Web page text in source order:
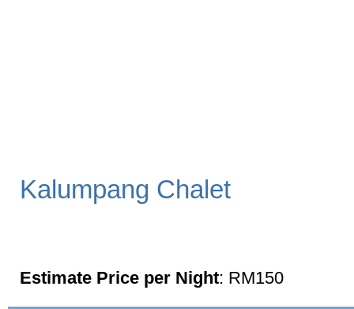
Kalumpang Chalet
Estimate Price per Night: RM150